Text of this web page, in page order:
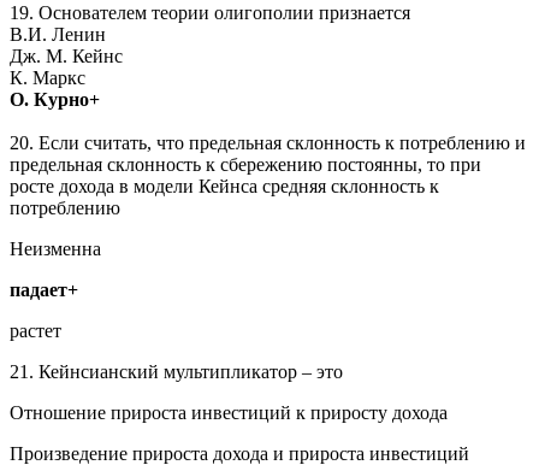
19. Основателем теории олигополии признается
В.И. Ленин
Дж. М. Кейнс
К. Маркс
О. Курно+
20. Если считать, что предельная склонность к потреблению и
предельная склонность к сбережению постоянны, то при
росте дохода в модели Кейнса средняя склонность к
потреблению
Неизменна
падает+
растет
21. Кейнсианский мультипликатор – это
Отношение прироста инвестиций к приросту дохода
Произведение прироста дохода и прироста инвестиций